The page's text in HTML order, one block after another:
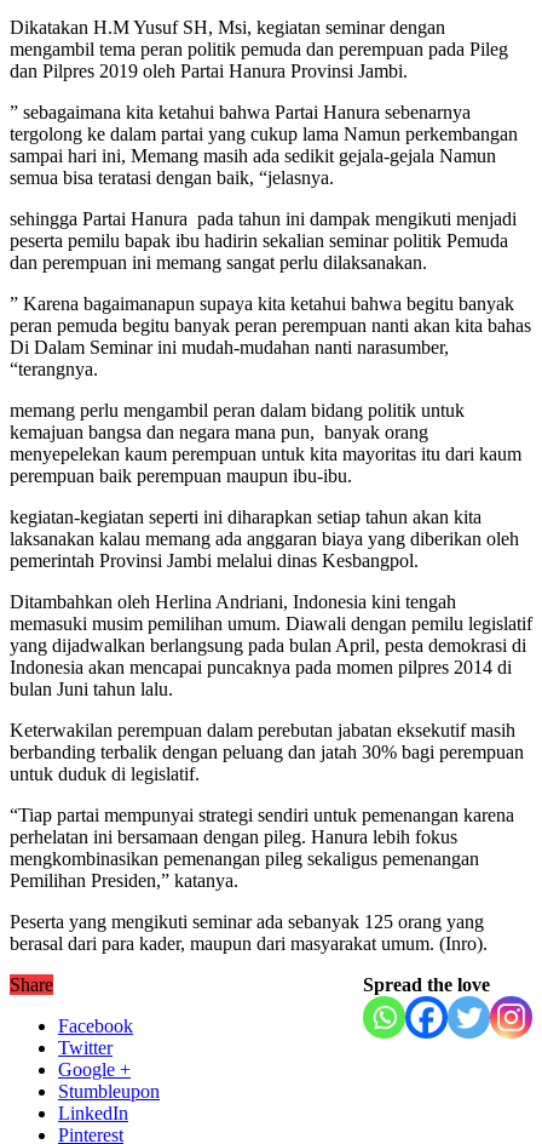
Dikatakan H.M Yusuf SH, Msi, kegiatan seminar dengan
mengambil tema peran politik pemuda dan perempuan pada Pileg
dan Pilpres 2019 oleh Partai Hanura Provinsi Jambi.
” sebagaimana kita ketahui bahwa Partai Hanura sebenarnya
tergolong ke dalam partai yang cukup lama Namun perkembangan
sampai hari ini, Memang masih ada sedikit gejala-gejala Namun
semua bisa teratasi dengan baik, “jelasnya.
sehingga Partai Hanura pada tahun ini dampak mengikuti menjadi
peserta pemilu bapak ibu hadirin sekalian seminar politik Pemuda
dan perempuan ini memang sangat perlu dilaksanakan.
” Karena bagaimanapun supaya kita ketahui bahwa begitu banyak
peran pemuda begitu banyak peran perempuan nanti akan kita bahas
Di Dalam Seminar ini mudah-mudahan nanti narasumber,
“terangnya.
memang perlu mengambil peran dalam bidang politik untuk
kemajuan bangsa dan negara mana pun, banyak orang
menyepelekan kaum perempuan untuk kita mayoritas itu dari kaum
perempuan baik perempuan maupun ibu-ibu.
kegiatan-kegiatan seperti ini diharapkan setiap tahun akan kita
laksanakan kalau memang ada anggaran biaya yang diberikan oleh
pemerintah Provinsi Jambi melalui dinas Kesbangpol.
Ditambahkan oleh Herlina Andriani, Indonesia kini tengah
memasuki musim pemilihan umum. Diawali dengan pemilu legislatif
yang dijadwalkan berlangsung pada bulan April, pesta demokrasi di
Indonesia akan mencapai puncaknya pada momen pilpres 2014 di
bulan Juni tahun lalu.
Keterwakilan perempuan dalam perebutan jabatan eksekutif masih
berbanding terbalik dengan peluang dan jatah 30% bagi perempuan
untuk duduk di legislatif.
“Tiap partai mempunyai strategi sendiri untuk pemenangan karena
perhelatan ini bersamaan dengan pileg. Hanura lebih fokus
mengkombinasikan pemenangan pileg sekaligus pemenangan
Pemilihan Presiden,” katanya.
Peserta yang mengikuti seminar ada sebanyak 125 orang yang
berasal dari para kader, maupun dari masyarakat umum. (Inro).
Spread the love
Share
Facebook
Twitter
Google +
Stumbleupon
LinkedIn
Pinterest